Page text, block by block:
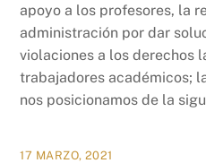
apoyo a los profesores, la
administración por dar
violaciones a los derechos
trabajadores académicos;
nos posicionamos de la
17 MARZO, 2021